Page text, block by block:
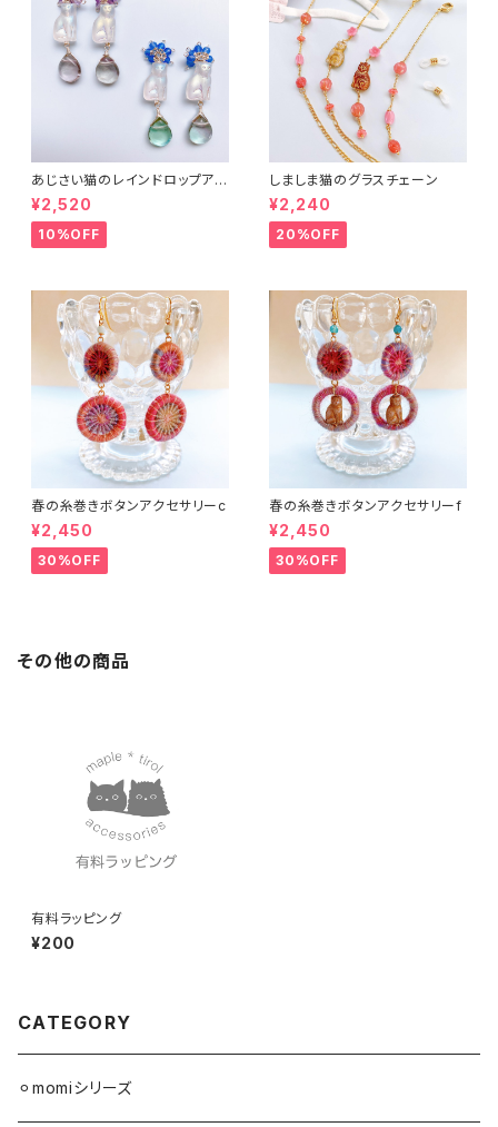
あじさい猫のレインドロップアク
セサリー２
¥2,520
10%OFF
しましま猫のグラスチェーン
¥2,240
20%OFF
春の糸巻きボタンアクセサリーc
¥2,450
30%OFF
春の糸巻きボタンアクセサリーf
¥2,450
30%OFF
その他の商品
有料ラッピング
¥200
CATEGORY
⚪︎momiシリーズ